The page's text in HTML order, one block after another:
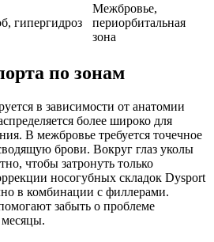
гипергидроз
Межбровье,
периорбитальная
зона
по зонам
в зависимости от анатомии
более широко для
В межбровье требуется точечное
брови. Вокруг глаз уколы
чтобы затронуть только
носогубных складок Dysport
в комбинации с филлерами.
забыть о проблеме
месяцы.